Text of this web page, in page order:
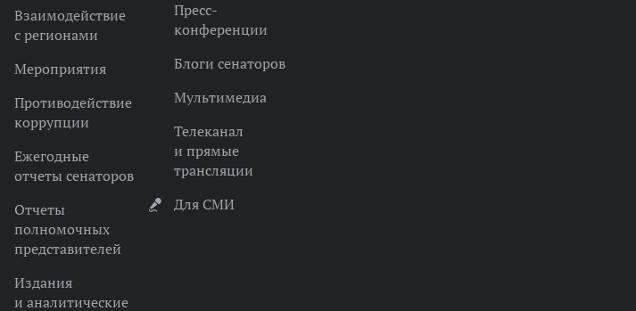
Взаимодействие
с регионами
Мероприятия
Противодействие
коррупции
Ежегодные
отчеты сенаторов
Отчеты
полномочных
представителей
Издания
и аналитические
Пресс-
конференции
Блоги сенаторов
Мультимедиа
Телеканал
и прямые
трансляции
Для СМИ